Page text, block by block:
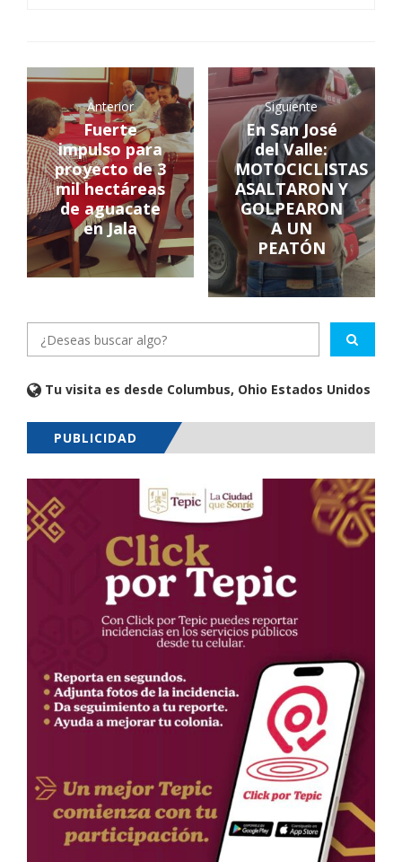
Anterior
Fuerte
impulso para
proyecto de 3
mil hectáreas
de aguacate
en Jala
Siguiente
En San José
del Valle:
MOTOCICLISTAS
ASALTARON Y
GOLPEARON
A UN
PEATÓN
Tu visita es desde Columbus, Ohio Estados Unidos
PUBLICIDAD